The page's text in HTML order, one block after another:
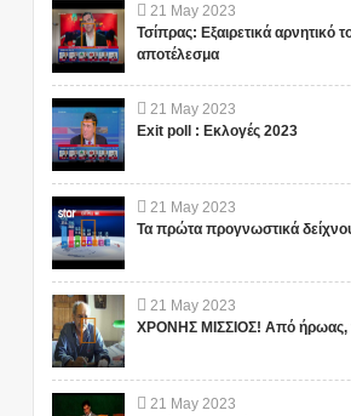
21 May 2023
Τσίπρας: Εξαιρετικά αρνητικό
αποτέλεσμα
21 May 2023
Exit poll : Εκλογές 2023
21 May 2023
Τα πρώτα προγνωστικά
21 May 2023
ΧΡΟΝΗΣ ΜΙΣΣΙΟΣ! Από ήρωας,
21 May 2023